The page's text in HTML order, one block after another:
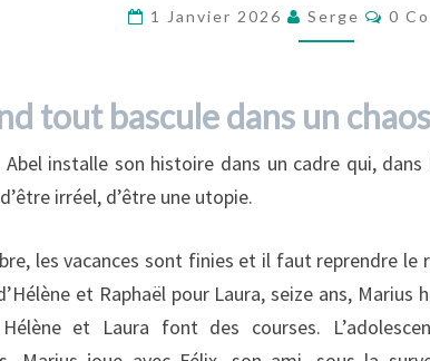
LE
1 Janvier 2026 Serge 0
tout bascule dans un chaos
Abel installe son histoire dans un cadre qui,
irréel, d’être une utopie.
les vacances sont finies et il faut reprendre
et Raphaël pour Laura, seize ans, Marius
et Laura font des courses.